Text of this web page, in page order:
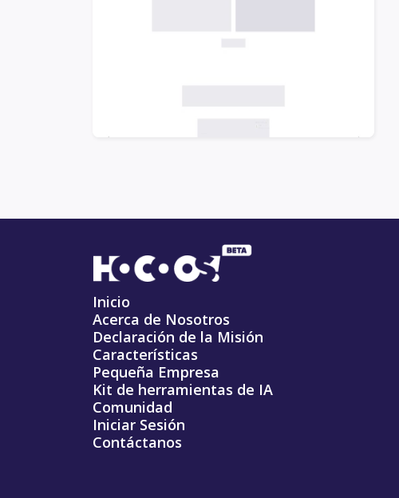
Inicio
Acerca de Nosotros
Declaración de la Misión
Características
Pequeña Empresa
Kit de herramientas de IA
Comunidad
Iniciar Sesión
Contáctanos